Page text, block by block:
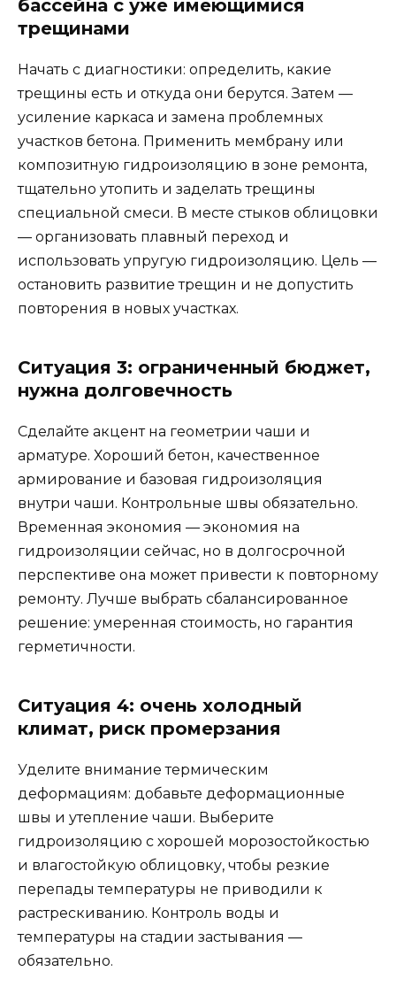
бассейна с уже имеющимися
трещинами
Начать с диагностики: определить, какие
трещины есть и откуда они берутся. Затем —
усиление каркаса и замена проблемных
участков бетона. Применить мембрану или
композитную гидроизоляцию в зоне ремонта,
тщательно утопить и заделать трещины
специальной смеси. В месте стыков облицовки
— организовать плавный переход и
использовать упругую гидроизоляцию. Цель —
остановить развитие трещин и не допустить
повторения в новых участках.
Ситуация 3: ограниченный бюджет,
нужна долговечность
Сделайте акцент на геометрии чаши и
арматуре. Хороший бетон, качественное
армирование и базовая гидроизоляция
внутри чаши. Контрольные швы обязательно.
Временная экономия — экономия на
гидроизоляции сейчас, но в долгосрочной
перспективе она может привести к повторному
ремонту. Лучше выбрать сбалансированное
решение: умеренная стоимость, но гарантия
герметичности.
Ситуация 4: очень холодный
климат, риск промерзания
Уделите внимание термическим
деформациям: добавьте деформационные
швы и утепление чаши. Выберите
гидроизоляцию с хорошей морозостойкостью
и влагостойкую облицовку, чтобы резкие
перепады температуры не приводили к
растрескиванию. Контроль воды и
температуры на стадии застывания —
обязательно.